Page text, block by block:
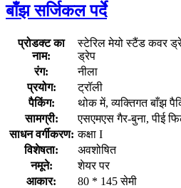
बाँझ सर्जिकल पर्दे
प्रोडक्ट का
नाम:
स्टेरिल मेयो स्टैंड कवर
ड्रेप
रंग:
नीला
प्रयोग:
ट्रॉली
पैकिंग:
थोक में, व्यक्तिगत बाँझ
सामग्री:
एसएमएस गैर-बुना, पीई
साधन वर्गीकरण: कक्षा I
विशेषता:
अवशोषित
नमूने:
शेयर पर
आकार:
80 * 145 सेमी